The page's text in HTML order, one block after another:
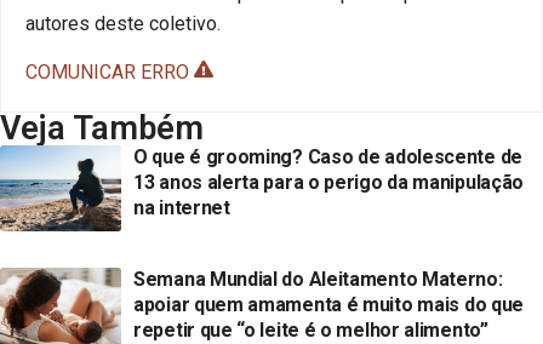
autores deste coletivo.
COMUNICAR ERRO
Veja Também
O que é grooming? Caso de adolescente de
13 anos alerta para o perigo da manipulação
na internet
Semana Mundial do Aleitamento Materno:
apoiar quem amamenta é muito mais do que
repetir que “o leite é o melhor alimento”